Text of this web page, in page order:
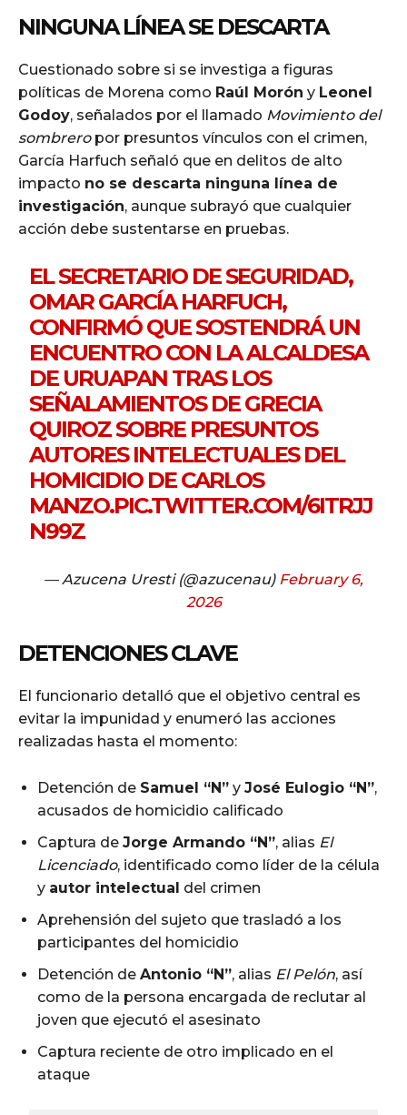
NINGUNA LÍNEA SE DESCARTA
Cuestionado sobre si se investiga a figuras
políticas de Morena como Raúl Morón y Leonel
Godoy, señalados por el llamado Movimiento del
sombreropor presuntos vínculos con el crimen,
García Harfuch señaló que en delitos de alto
impacto no se descarta ninguna línea de
investigación, aunque subrayó que cualquier
acción debe sustentarse en pruebas.
EL SECRETARIO DE SEGURIDAD,
OMAR GARCÍA HARFUCH,
CONFIRMÓ QUE SOSTENDRÁ UN
ENCUENTRO CON LA ALCALDESA
DE URUAPAN TRAS LOS
SEÑALAMIENTOS DE GRECIA
QUIROZ SOBRE PRESUNTOS
AUTORES INTELECTUALES DEL
HOMICIDIO DE CARLOS
MANZO.PIC.TWITTER.COM/6ITRJJ
N99Z
— Azucena Uresti (@azucenau) February 6,
2026
DETENCIONES CLAVE
El funcionario detalló que el objetivo central es
evitar la impunidad y enumeró las acciones
realizadas hasta el momento:
Detención de Samuel “N” y José Eulogio “N”,
acusados de homicidio calificado
Captura de Jorge Armando “N”, alias El
Licenciado, identificado como líder de la célula
y autor intelectual del crimen
Aprehensión del sujeto que trasladó a los
participantes del homicidio
Detención de Antonio “N”, alias El Pelón, así
como de la persona encargada de reclutar al
joven que ejecutó el asesinato
Captura reciente de otro implicado en el
ataque